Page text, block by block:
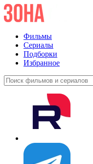
Фильмы
Сериалы
Подборки
Избранное